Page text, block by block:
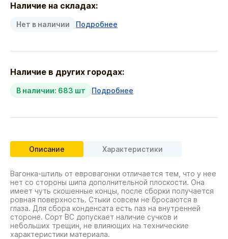
Наличие на складах:
Нет в наличии Подробнее
Наличие в других городах:
В наличии: 683 шт Подробнее
Описание Характеристики
Вагонка-штиль от евровагонки отличается тем, что у нее
нет со стороны шипа дополнительной плоскости. Она
имеет чуть скошенные концы, после сборки получается
ровная поверхность. Стыки совсем не бросаются в
глаза. Для сбора конденсата есть паз на внутренней
стороне. Сорт ВС допускает наличие сучков и
небольших трещин, не влияющих на технические
характеристики материала.